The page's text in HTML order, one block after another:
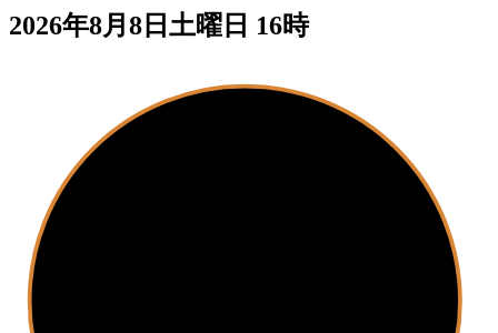
2026年8月8日土曜日 16時